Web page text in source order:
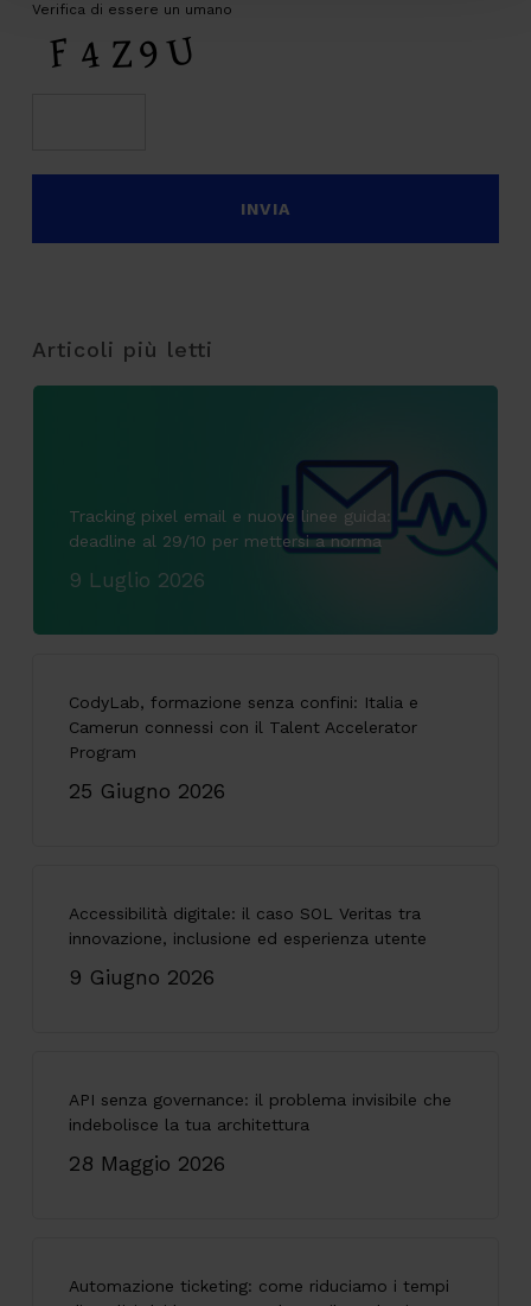
Verifica di essere un umano
Articoli più letti
Tracking pixel email e nuove linee guida:
deadline al 29/10 per mettersi a norma
9 Luglio 2026
CodyLab, formazione senza confini: Italia e
Camerun connessi con il Talent Accelerator
Program
25 Giugno 2026
Accessibilità digitale: il caso SOL Veritas tra
innovazione, inclusione ed esperienza utente
9 Giugno 2026
API senza governance: il problema invisibile che
indebolisce la tua architettura
28 Maggio 2026
Automazione ticketing: come riduciamo i tempi